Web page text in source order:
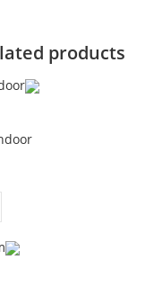
products